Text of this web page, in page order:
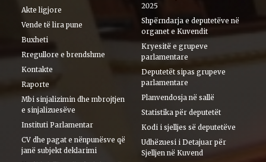
Akte ligjore
Vende të lira pune
Buxheti
Rregullore e brendshme
Kontakte
Raporte
Mbi sinjalizimin dhe mbrojtjen
e sinjalizuesëve
Instituti Parlamentar
CV dhe pagat e nënpunësve që
janë subjekt deklarimi
2025
Shpërndarja e deputetëve në
organet e Kuvendit
Kryesitë e grupeve
parlamentare
Deputetët sipas grupeve
parlamentare
Planvendosja në sallë
Statistika për deputetët
Kodi i sjelljes së deputetëve
Udhëzuesi i Detajuar për
Sjelljen në Kuvend